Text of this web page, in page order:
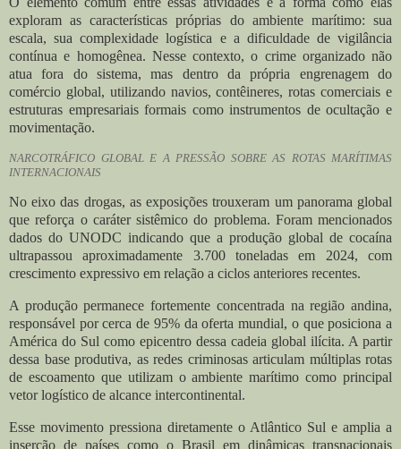
exploram as características próprias do ambiente marítimo: sua
escala, sua complexidade logística e a dificuldade de vigilância
contínua e homogênea. Nesse contexto, o crime organizado não
atua fora do sistema, mas dentro da própria engrenagem do
comércio global, utilizando navios, contêineres, rotas comerciais e
estruturas empresariais formais como instrumentos de ocultação e
movimentação.
NARCOTRÁFICO GLOBAL E A PRESSÃO SOBRE AS ROTAS MARÍTIMAS
INTERNACIONAIS
No eixo das drogas, as exposições trouxeram um panorama global
que reforça o caráter sistêmico do problema. Foram mencionados
dados do UNODC indicando que a produção global de cocaína
ultrapassou aproximadamente 3.700 toneladas em 2024, com
crescimento expressivo em relação a ciclos anteriores recentes.
A produção permanece fortemente concentrada na região andina,
responsável por cerca de 95% da oferta mundial, o que posiciona a
América do Sul como epicentro dessa cadeia global ilícita. A partir
dessa base produtiva, as redes criminosas articulam múltiplas rotas
de escoamento que utilizam o ambiente marítimo como principal
vetor logístico de alcance intercontinental.
Esse movimento pressiona diretamente o Atlântico Sul e amplia a
inserção de países como o Brasil em dinâmicas transnacionais